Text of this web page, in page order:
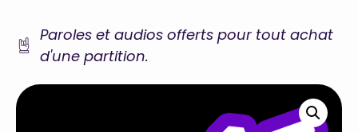
Paroles et audios offerts pour tout achat
d'une partition.